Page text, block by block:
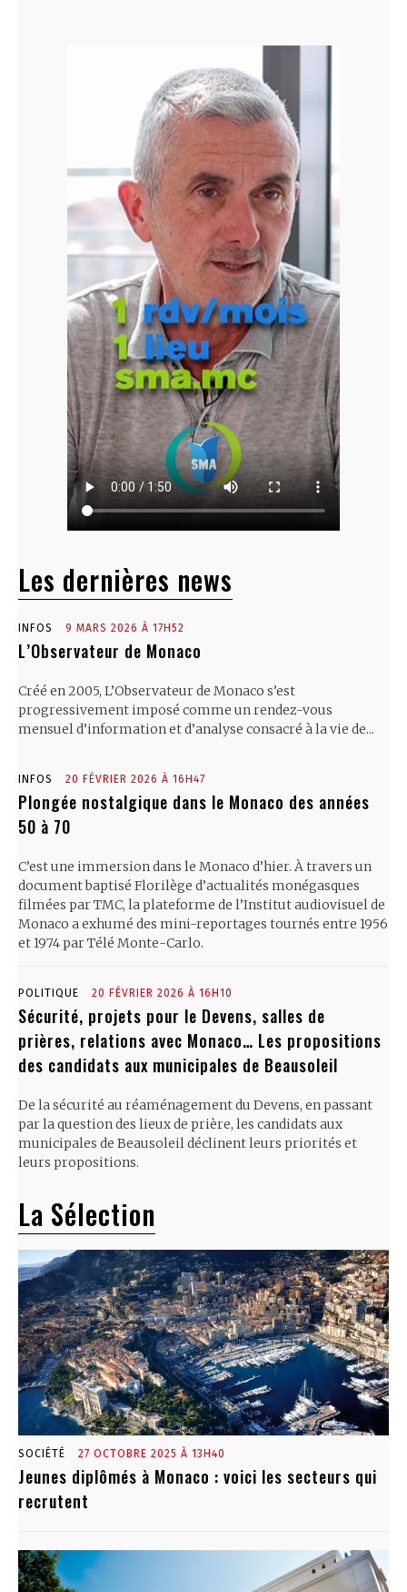
Les dernières news
INFOS 9 MARS 2026 À 17H52
L’Observateur de Monaco
Créé en 2005, L’Observateur de Monaco s’est
progressivement imposé comme un rendez-vous
mensuel d’information et d’analyse consacré à la vie de...
INFOS 20 FÉVRIER 2026 À 16H47
Plongée nostalgique dans le Monaco des années
50 à 70
C’est une immersion dans le Monaco d’hier. À travers un
document baptisé Florilège d’actualités monégasques
filmées par TMC, la plateforme de l’Institut audiovisuel de
Monaco a exhumé des mini-reportages tournés entre 1956
et 1974 par Télé Monte-Carlo.
POLITIQUE 20 FÉVRIER 2026 À 16H10
Sécurité, projets pour le Devens, salles de
prières, relations avec Monaco… Les propositions
des candidats aux municipales de Beausoleil
De la sécurité au réaménagement du Devens, en passant
par la question des lieux de prière, les candidats aux
municipales de Beausoleil déclinent leurs priorités et
leurs propositions.
La Sélection
SOCIÉTÉ 27 OCTOBRE 2025 À 13H40
Jeunes diplômés à Monaco : voici les secteurs qui
recrutent